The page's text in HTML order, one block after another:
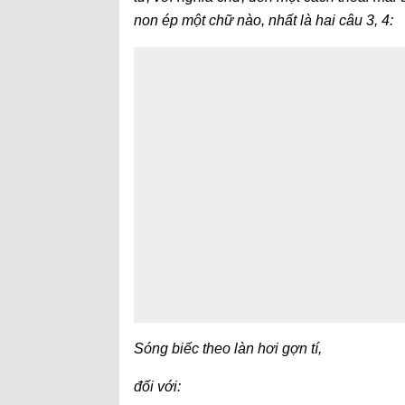
non ép một chữ nào, nhất là hai câu 3, 4:
Sóng biếc theo làn hơi gợn tí,
đối với: